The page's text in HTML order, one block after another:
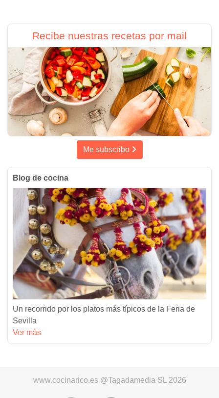
Recibe nuestras recetas por mail
Me subscribo
Blog de cocina
Un recorrido por los platos más típicos de la Feria de
Sevilla
Ver màs
www.cocinarico.es @Tagadamedia SL 2026